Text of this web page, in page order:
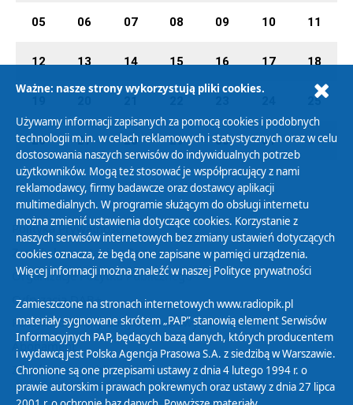
05 06 07 08 09 10 11
12 13 14 15 16 17 18
25
26 27 28 29 30 31 01
Polityka Prywatności
Zasady korzystania z Serwisu
Organizacje Pożytku Publicznego
Cyfryzacja DAB+
Polityka ochrony danych osobowych
Abonament
Zamówienia publiczne
Ważne: nasze strony wykorzystują pliki cookies.
Używamy informacji zapisanych za pomocą cookies i podobnych
technologii m.in. w celach reklamowych i statystycznych oraz w celu
dostosowania naszych serwisów do indywidualnych potrzeb
użytkowników. Mogą też stosować je współpracujący z nami
reklamodawcy, firmy badawcze oraz dostawcy aplikacji
multimedialnych. W programie służącym do obsługi internetu
można zmienić ustawienia dotyczące cookies. Korzystanie z
naszych serwisów internetowych bez zmiany ustawień dotyczących
cookies oznacza, że będą one zapisane w pamięci urządzenia.
Więcej informacji można znaleźć w naszej Polityce prywatności
Zamieszczone na stronach internetowych www.radiopik.pl
materiały sygnowane skrótem „PAP” stanowią element Serwisów
Informacyjnych PAP, będących bazą danych, których producentem
i wydawcą jest Polska Agencja Prasowa S.A. z siedzibą w Warszawie.
Chronione są one przepisami ustawy z dnia 4 lutego 1994 r. o
prawie autorskim i prawach pokrewnych oraz ustawy z dnia 27 lipca